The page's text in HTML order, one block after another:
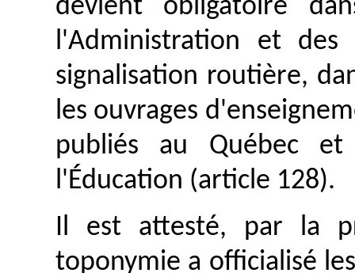
devient obligatoire
l'Administration et des
signalisation routière,
les ouvrages
publiés au Québec
l'Éducation (article 128).
Il est attesté, par la
toponymie a officialisé